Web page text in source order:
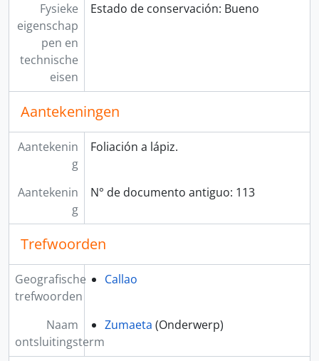
Fysieke
eigenschap
pen en
technische
eisen
Estado de conservación: Bueno
Aantekeningen
Aantekenin
g
Foliación a lápiz.
Aantekenin
g
N° de documento antiguo: 113
Trefwoorden
Geografische
trefwoorden
Callao
Naam
ontsluitingsterm
Zumaeta (Onderwerp)